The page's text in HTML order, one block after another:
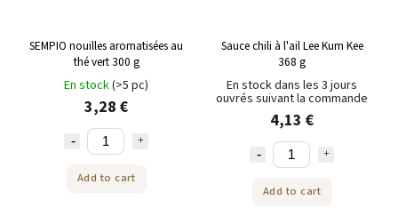
SEMPIO nouilles aromatisées au
thé vert 300 g
En stock(>5 pc)
3,28 €
Add to cart
Sauce chili à l'ail Lee Kum Kee
368 g
En stock dans les 3 jours
ouvrés suivant la commande
4,13 €
Add to cart